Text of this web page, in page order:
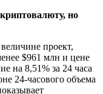
но
проект,
$961 млн и цене
на 8,51% за 24 часа
24-часового объема